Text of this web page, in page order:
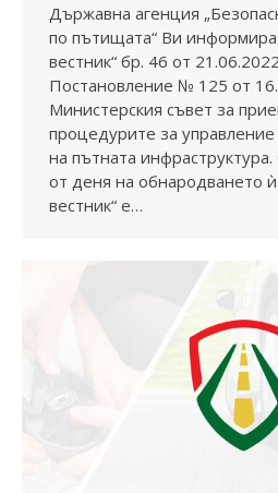
Държавна агенция
по пътищата“ Ви
вестник“ бр. 46 от
Постановление № 125 от
Министерския съвет за
процедурите за управление
на пътната
от деня на обнародването
вестник“ е…